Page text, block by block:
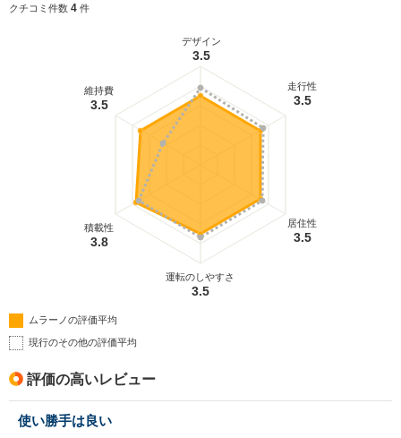
クチコミ件数 4 件
デザイン
3.5
走行性
3.5
居住性
3.5
運転のしやすさ
3.5
積載性
3.8
維持費
3.5
ムラーノの評価平均
現行のその他の評価平均
評価の高いレビュー
使い勝手は良い